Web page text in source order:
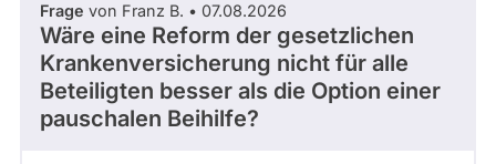
Frage von Franz B. • 07.08.2026
Wäre eine Reform der gesetzlichen
Krankenversicherung nicht für alle
Beteiligten besser als die Option einer
pauschalen Beihilfe?